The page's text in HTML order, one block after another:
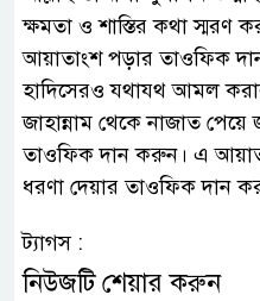
ক্ষমতা ও শাস্তির কথা স্মরণ
আয়াতাংশ পড়ার তাওফিক
হাদিসেরও যথাযথ আমল
জাহান্নাম থেকে নাজাত পেয়ে
তাওফিক দান করুন। এ
ধরণা দেয়ার তাওফিক দান
ট্যাগস :
নিউজটি শেয়ার করুন